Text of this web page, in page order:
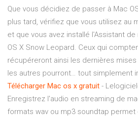
Que vous décidiez de passer à Mac
plus tard, vérifiez que vous utilisez au
et que vous avez installé l'Assistant
OS X Snow Leopard. Ceux qui
récupéreront ainsi les dernières
les autres pourront… tout simplement
Télécharger Mac os x gratuit -
Enregistrez l'audio en streaming de
formats wav ou mp3 soundtap